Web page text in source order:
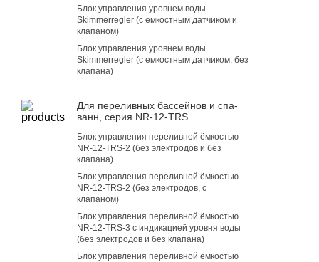
Блок управления уровнем воды
Skimmerregler (с емкостным датчиком и
клапаном)
Блок управления уровнем воды
Skimmerregler (с емкостным датчиком, без
клапана)
Для переливных бассейнов и спа-
ванн, серия NR-12-TRS
Блок управления переливной ёмкостью
NR-12-TRS-2 (без электродов и без
клапана)
Блок управления переливной ёмкостью
NR-12-TRS-2 (без электродов, с
клапаном)
Блок управления переливной ёмкостью
NR-12-TRS-3 с индикацией уровня воды
(без электродов и без клапана)
Блок управления переливной ёмкостью